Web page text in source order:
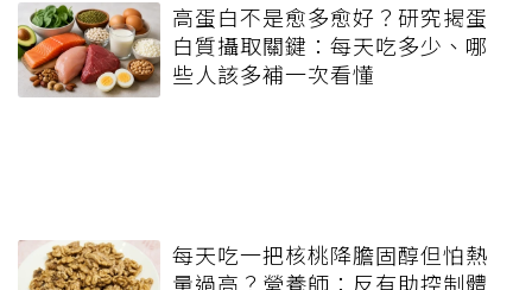
高蛋白不是愈多愈好？研究揭蛋
白質攝取關鍵：每天吃多少、哪
些人該多補一次看懂
每天吃一把核桃降膽固醇但怕熱
量過高？營養師：反有助控制體